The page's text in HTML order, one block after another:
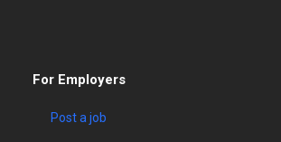
For Employers
Post a job